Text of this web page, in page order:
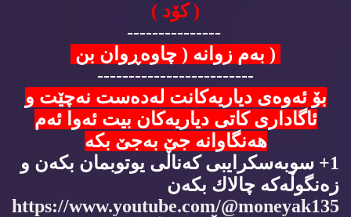
( كۆد )
---------------
( به‌م زوانه‌ ( چاوه‌ڕوان بن
-------------------------
بۆ ئه‌وه‌ی دیاریه‌كانت له‌ده‌ست نه‌چێت و
ئاگاداری كاتی دیاریه‌كان بیت ئه‌وا ئه‌م
هه‌نگاوانه‌ جێ به‌جێ بكه‌
1+ سوبه‌سكرایبی كه‌ناڵی یوتوبمان بكه‌ن و
زه‌نگوڵه‌كه‌ چالاك بكه‌ن
https://www.youtube.com/@moneyak135